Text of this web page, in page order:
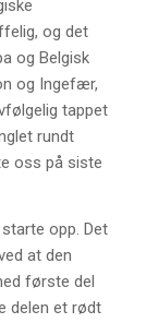
og det
og Belgisk
og Ingefær,
tappet
rundt
oss på siste
opp. Det
at den
første del
delen et rødt